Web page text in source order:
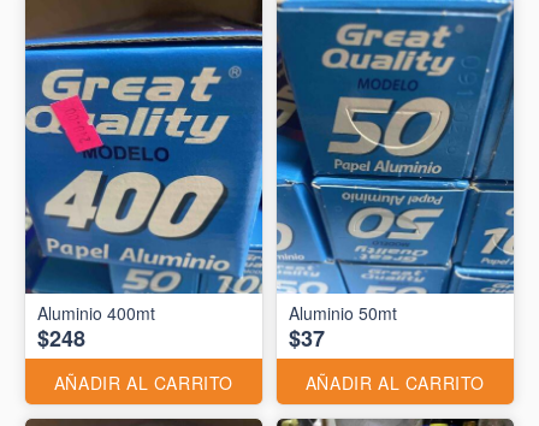
Aluminio 400mt
$248
AÑADIR AL CARRITO
Aluminio 50mt
$37
AÑADIR AL CARRITO